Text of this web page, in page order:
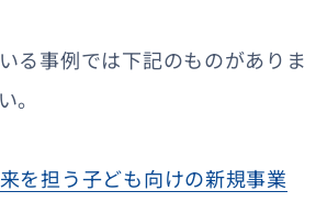
る事例では下記のものがありま
。
を担う子ども向けの新規事業